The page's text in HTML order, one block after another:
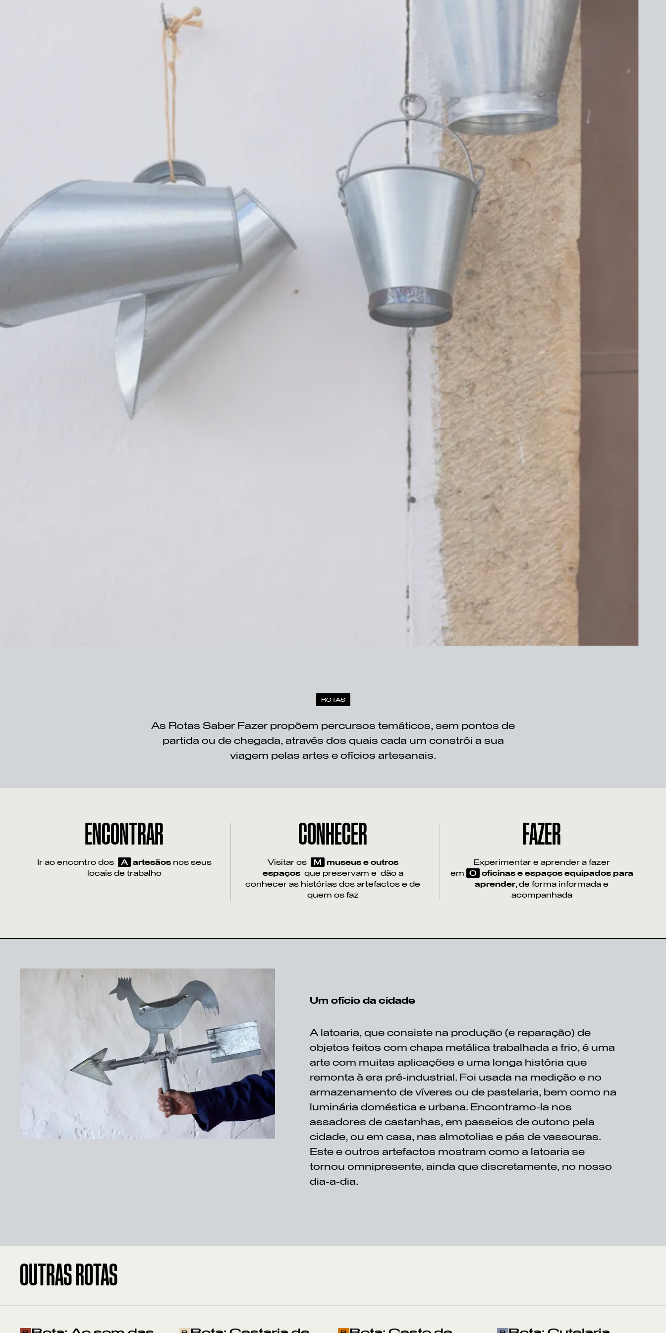
ROTAS
As Rotas Saber Fazer propõem percursos temáticos, sem pontos de
partida ou de chegada, através dos quais cada um constrói a sua
viagem pelas artes e ofícios artesanais.
ENCONTRAR
Ir ao encontro dos A artesãosnos seus
locais de trabalho
CONHECER
Visitar os M
museus e outros
espaços que preservam e dão a
conhecer as histórias dos artefactos e de
quem os faz
FAZER
Experimentar e aprender a fazer
em
O
oficinas e espaços equipados para
aprender, de forma informada e
acompanhada
3
M
M
Um ofício da cidade
A latoaria, que consiste na produção (e reparação) de
objetos feitos com chapa metálica trabalhada a frio, é uma
arte com muitas aplicações e uma longa história que
remonta à era pré-industrial. Foi usada na medição e no
armazenamento de víveres ou de pastelaria, bem como na
luminária doméstica e urbana. Encontramo-la nos
assadores de castanhas, em passeios de outono pela
cidade, ou em casa, nas almotolias e pás de vassouras.
Este e outros artefactos mostram como a latoaria se
tornou omnipresente, ainda que discretamente, no nosso
dia-a-dia.
OUTRAS ROTAS